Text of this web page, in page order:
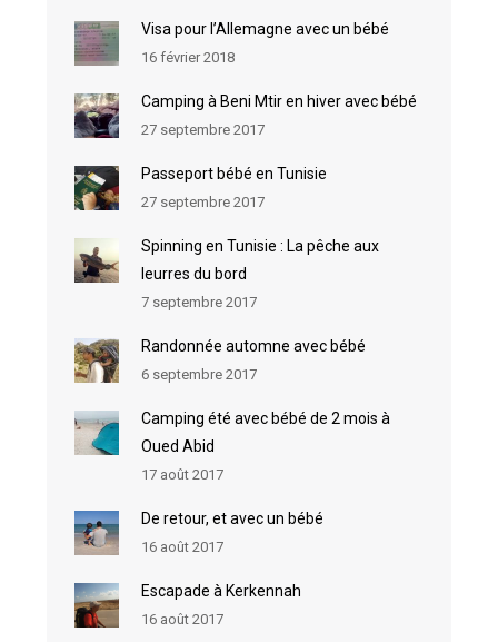
Visa pour l’Allemagne avec un bébé
16 février 2018
Camping à Beni Mtir en hiver avec bébé
27 septembre 2017
Passeport bébé en Tunisie
27 septembre 2017
Spinning en Tunisie : La pêche aux
leurres du bord
7 septembre 2017
Randonnée automne avec bébé
6 septembre 2017
Camping été avec bébé de 2 mois à
Oued Abid
17 août 2017
De retour, et avec un bébé
16 août 2017
Escapade à Kerkennah
16 août 2017